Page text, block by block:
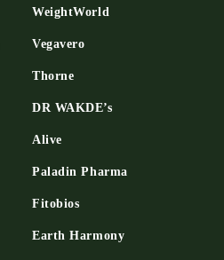
WeightWorld
Vegavero
Thorne
DR WAKDE’s
Alive
Paladin Pharma
Fitobios
Earth Harmony